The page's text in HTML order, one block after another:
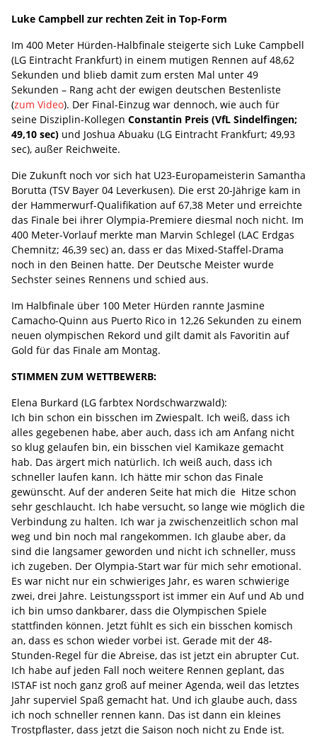
Luke Campbell zur rechten Zeit in Top-Form
Im 400 Meter Hürden-Halbfinale steigerte sich Luke Campbell
(LG Eintracht Frankfurt) in einem mutigen Rennen auf 48,62
Sekunden und blieb damit zum ersten Mal unter 49
Sekunden – Rang acht der ewigen deutschen Bestenliste
(zum Video). Der Final-Einzug war dennoch, wie auch für
seine Disziplin-Kollegen Constantin Preis (VfL Sindelfingen;
49,10 sec) und Joshua Abuaku (LG Eintracht Frankfurt; 49,93
sec), außer Reichweite.
Die Zukunft noch vor sich hat U23-Europameisterin Samantha
Borutta (TSV Bayer 04 Leverkusen). Die erst 20-Jährige kam in
der Hammerwurf-Qualifikation auf 67,38 Meter und erreichte
das Finale bei ihrer Olympia-Premiere diesmal noch nicht. Im
400 Meter-Vorlauf merkte man Marvin Schlegel (LAC Erdgas
Chemnitz; 46,39 sec) an, dass er das Mixed-Staffel-Drama
noch in den Beinen hatte. Der Deutsche Meister wurde
Sechster seines Rennens und schied aus.
Im Halbfinale über 100 Meter Hürden rannte Jasmine
Camacho-Quinn aus Puerto Rico in 12,26 Sekunden zu einem
neuen olympischen Rekord und gilt damit als Favoritin auf
Gold für das Finale am Montag.
STIMMEN ZUM WETTBEWERB:
Elena Burkard (LG farbtex Nordschwarzwald):
Ich bin schon ein bisschen im Zwiespalt. Ich weiß, dass ich
alles gegebenen habe, aber auch, dass ich am Anfang nicht
so klug gelaufen bin, ein bisschen viel Kamikaze gemacht
hab. Das ärgert mich natürlich. Ich weiß auch, dass ich
schneller laufen kann. Ich hätte mir schon das Finale
gewünscht. Auf der anderen Seite hat mich die Hitze schon
sehr geschlaucht. Ich habe versucht, so lange wie möglich die
Verbindung zu halten. Ich war ja zwischenzeitlich schon mal
weg und bin noch mal rangekommen. Ich glaube aber, da
sind die langsamer geworden und nicht ich schneller, muss
ich zugeben. Der Olympia-Start war für mich sehr emotional.
Es war nicht nur ein schwieriges Jahr, es waren schwierige
zwei, drei Jahre. Leistungssport ist immer ein Auf und Ab und
ich bin umso dankbarer, dass die Olympischen Spiele
stattfinden können. Jetzt fühlt es sich ein bisschen komisch
an, dass es schon wieder vorbei ist. Gerade mit der 48-
Stunden-Regel für die Abreise, das ist jetzt ein abrupter Cut.
Ich habe auf jeden Fall noch weitere Rennen geplant, das
ISTAF ist noch ganz groß auf meiner Agenda, weil das letztes
Jahr superviel Spaß gemacht hat. Und ich glaube auch, dass
ich noch schneller rennen kann. Das ist dann ein kleines
Trostpflaster, dass jetzt die Saison noch nicht zu Ende ist.